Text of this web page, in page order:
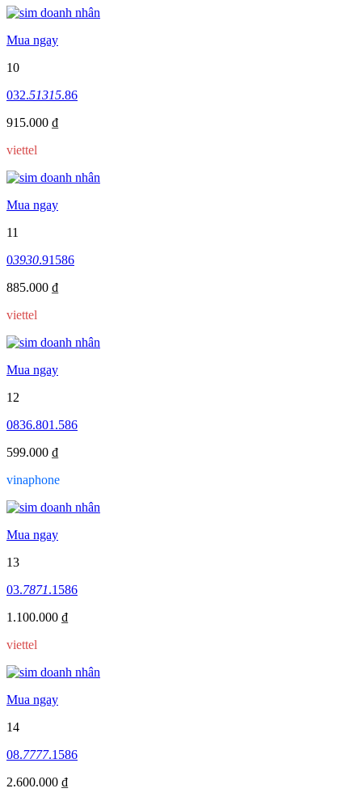
Mua ngay
10
032.51315.86
915.000 ₫
viettel
Mua ngay
11
03930.91586
885.000 ₫
viettel
Mua ngay
12
0836.801.586
599.000 ₫
vinaphone
Mua ngay
13
03.7871.1586
1.100.000 ₫
viettel
Mua ngay
14
08.7777.1586
2.600.000 ₫